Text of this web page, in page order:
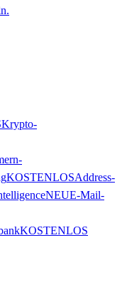
Krypto-
KOSTENLOSAddress-
NEUE-Mail-
KOSTENLOS